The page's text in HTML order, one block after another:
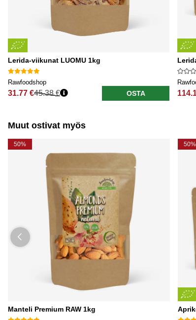
Lerida-viikunat LUOMU 1kg
Rawfoodshop
31.77 €
Normaali hinta
45.38 € OSTA
Muut ostivat myös
50%
Manteli Premium RAW 1kg
50%